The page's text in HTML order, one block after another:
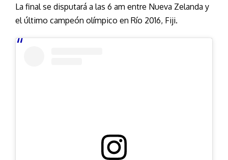
La final se disputará a las 6 am entre Nueva Zelanda y
el último campeón olímpico en Río 2016, Fiji.